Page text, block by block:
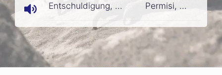
Entschuldigung, ... Permisi, ...